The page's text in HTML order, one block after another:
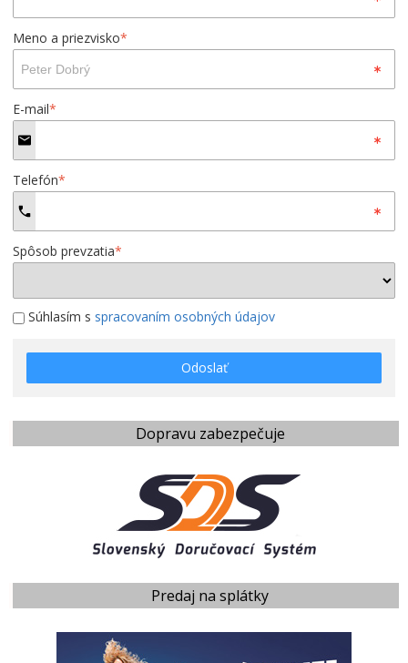
Meno a priezvisko*
E-mail*
Telefón*
Spôsob prevzatia*
Súhlasím s spracovaním osobných údajov
Odoslať
Dopravu zabezpečuje
Predaj na splátky